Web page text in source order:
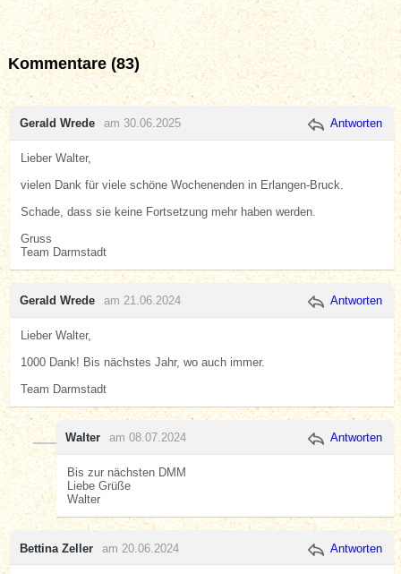
Kommentare (83)
Gerald Wrede am 30.06.2025 Antworten
Lieber Walter,
vielen Dank für viele schöne Wochenenden in Erlangen-Bruck.
Schade, dass sie keine Fortsetzung mehr haben werden.
Gruss
Team Darmstadt
Gerald Wrede am 21.06.2024 Antworten
Lieber Walter,
1000 Dank! Bis nächstes Jahr, wo auch immer.
Team Darmstadt
Walter am 08.07.2024 Antworten
Bis zur nächsten DMM
Liebe Grüße
Walter
Bettina Zeller am 20.06.2024 Antworten